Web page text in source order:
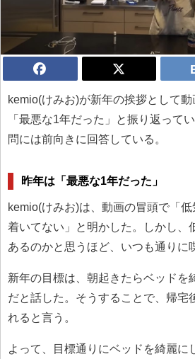
kemio(けみお)が新年の挨拶として
「最悪な1年だった」と振り返って
問には前向きに回答している。
昨年は「最悪な1年だった」
kemio(けみお)は、動画の冒頭で「
着いてない」と明かした。しかし、
あるのかと思うほど、いつも通りに
新年の目標は、朝起きたらベッドを
だと話した。そうすることで、帰宅
れると言う。
よって、目標通りにベッドを綺麗に